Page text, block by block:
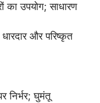
का उपयोग; साधारण
और परिष्कृत
निर्भर; घुमंतू